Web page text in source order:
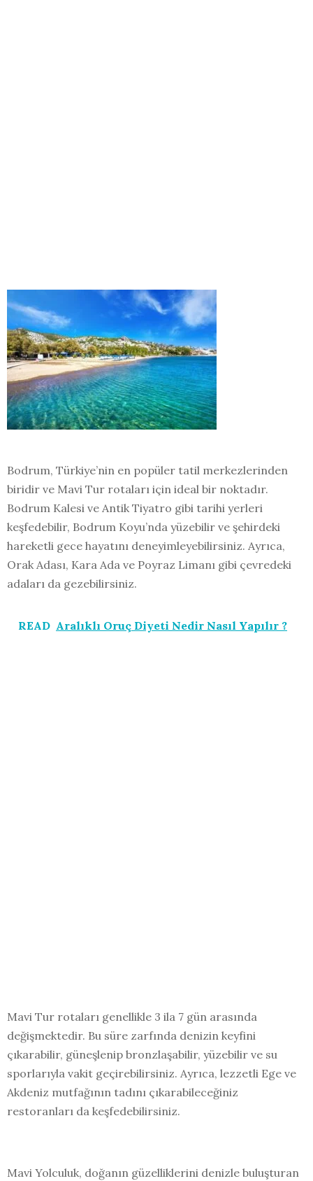
Bodrum, Türkiye’nin en popüler tatil merkezlerinden
biridir ve Mavi Tur rotaları için ideal bir noktadır.
Bodrum Kalesi ve Antik Tiyatro gibi tarihi yerleri
keşfedebilir, Bodrum Koyu’nda yüzebilir ve şehirdeki
hareketli gece hayatını deneyimleyebilirsiniz. Ayrıca,
Orak Adası, Kara Ada ve Poyraz Limanı gibi çevredeki
adaları da gezebilirsiniz.
READ Aralıklı Oruç Diyeti Nedir Nasıl Yapılır ?
Mavi Tur rotaları genellikle 3 ila 7 gün arasında
değişmektedir. Bu süre zarfında denizin keyfini
çıkarabilir, güneşlenip bronzlaşabilir, yüzebilir ve su
sporlarıyla vakit geçirebilirsiniz. Ayrıca, lezzetli Ege ve
Akdeniz mutfağının tadını çıkarabileceğiniz
restoranları da keşfedebilirsiniz.
Mavi Yolculuk, doğanın güzelliklerini denizle buluşturan